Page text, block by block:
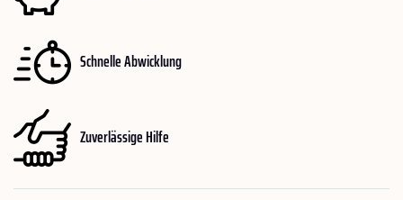
Schnelle Abwicklung
Zuverlässige Hilfe